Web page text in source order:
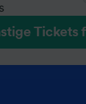
Tickets